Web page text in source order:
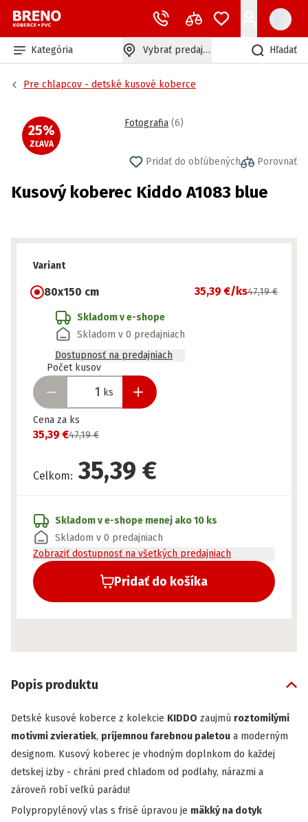
Kategória Vybrať predajňu Hľadať
Pre chlapcov - detské kusové koberce
25%
ZĽAVA
Fotografia (6)
Pridať do obľúbených Porovnať
Kusový koberec Kiddo A1083 blue
Variant
80x150 cm 35,39 €/ks47,19 €
Skladom v e-shope
Skladom v 0 predajniach
Dostupnosť na predajniach
Počet kusov
ks
Pripravené
Cena za ks
35,39 €47,19 €
Celkom: 35,39 €
Pridať do košíka
Skladom v e-shope menej ako 10 ks
Skladom v 0 predajniach
Zobraziť dostupnosť na všetkých predajniach
Popis produktu
Detské kusové koberce z kolekcie KIDDO zaujmú roztomilými
motívmi zvieratiek, príjemnou farebnou paletou a moderným
designom. Kusový koberec je vhodným doplnkom do každej
detskej izby - chráni pred chladom od podlahy, nárazmi a
zároveň robí veľkú parádu!
Polypropylénový vlas s frisé úpravou je mäkký na dotyk